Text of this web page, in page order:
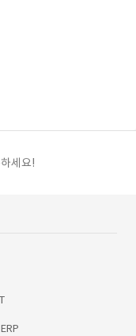
세요!